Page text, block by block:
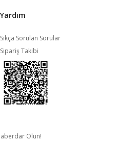
Yardım
Sıkça Sorulan Sorular
Sipariş Takibi
Olun!